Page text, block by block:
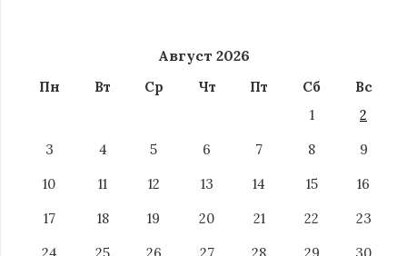
Август 2026
Пн Вт Ср Чт Пт Сб
Вс
1
2
3
4 5 6 7 8
9
10
11 12 13 14 15
16
17
18 19 20 21 22
23